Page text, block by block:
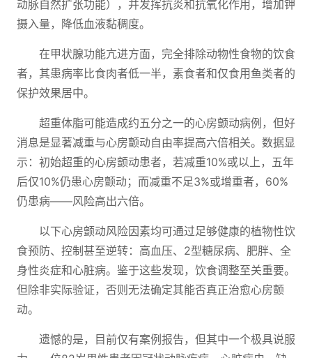
动脉自然扩张功能），并发挥抗炎和抗氧化作用，增加钾
摄入量，降低血液黏稠度。
在甲状腺功能亢进方面，完全排除动物性食物的饮食
者，其患病率比食肉者低一半，素食者和仅食用鱼类者的
保护效果居中。
超重体脂可能造成约五分之一的心房颤动病例，但好
消息是显著减重与心房颤动自由率提高六倍相关。数据显
示：初始超重的心房颤动患者，若减重10%或以上，五年
后仅10%仍患心房颤动；而减重不足3%或增重者，60%
仍患病——风险高出六倍。
以下心房颤动风险因素均可通过足够健康的植物性饮
食预防、控制甚至逆转：高血压、2型糖尿病、肥胖、全
身性炎症和心脏病。鉴于这些发现，饮食调整至关重要。
但除非实际验证，否则无法确定其能否真正治愈心房颤
动。
遗憾的是，目前仅有案例报告，但其中一个极具说服